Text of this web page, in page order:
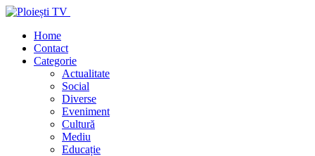
Home
Contact
Categorie
Actualitate
Social
Diverse
Eveniment
Cultură
Mediu
Educație